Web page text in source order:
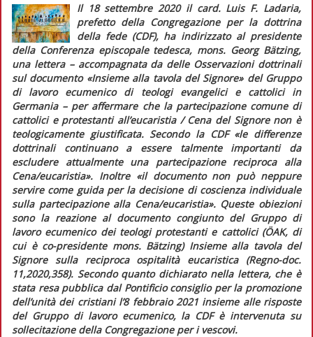
Il 18 settembre 2020 il card. Luis F. Ladaria,
prefetto della Congregazione per la dottrina
della fede (CDF), ha indirizzato al presidente
della Conferenza episcopale tedesca, mons. Georg Bätzing,
una lettera – accompagnata da delle Osservazioni dottrinali
sul documento «Insieme alla tavola del Signore» del Gruppo
di lavoro ecumenico di teologi evangelici e cattolici in
Germania – per affermare che la partecipazione comune di
cattolici e protestanti all’eucaristia / Cena del Signore non è
teologicamente giustificata. Secondo la CDF «le differenze
dottrinali continuano a essere talmente importanti da
escludere attualmente una partecipazione reciproca alla
Cena/eucaristia». Inoltre «il documento non può neppure
servire come guida per la decisione di coscienza individuale
sulla partecipazione alla Cena/eucaristia». Queste obiezioni
sono la reazione al documento congiunto del Gruppo di
lavoro ecumenico dei teologi protestanti e cattolici (ÖAK, di
cui è co-presidente mons. Bätzing) Insieme alla tavola del
Signore sulla reciproca ospitalità eucaristica (Regno-doc.
11,2020,358). Secondo quanto dichiarato nella lettera, che è
stata resa pubblica dal Pontificio consiglio per la promozione
dell’unità dei cristiani l’8 febbraio 2021 insieme alle risposte
del Gruppo di lavoro ecumenico, la CDF è intervenuta su
sollecitazione della Congregazione per i vescovi.